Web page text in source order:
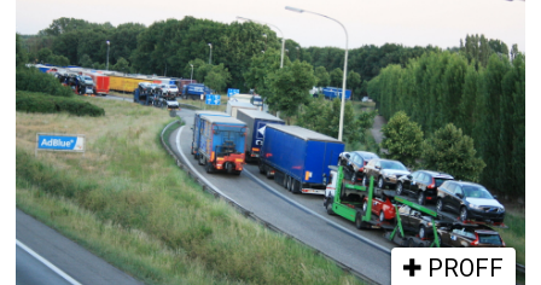
PROFF